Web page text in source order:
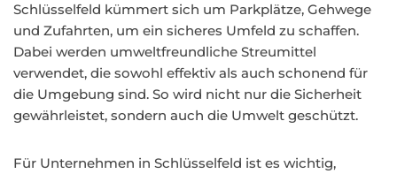
Schlüsselfeld kümmert sich um Parkplätze, Gehwege
und Zufahrten, um ein sicheres Umfeld zu schaffen.
Dabei werden umweltfreundliche Streumittel
verwendet, die sowohl effektiv als auch schonend für
die Umgebung sind. So wird nicht nur die Sicherheit
gewährleistet, sondern auch die Umwelt geschützt.
Für Unternehmen in Schlüsselfeld ist es wichtig,